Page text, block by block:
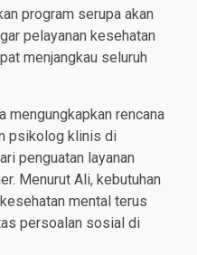
program serupa akan
pelayanan kesehatan
menjangkau seluruh
mengungkapkan rencana
psikolog klinis di
penguatan layanan
Menurut Ali, kebutuhan
mental terus
persoalan sosial di